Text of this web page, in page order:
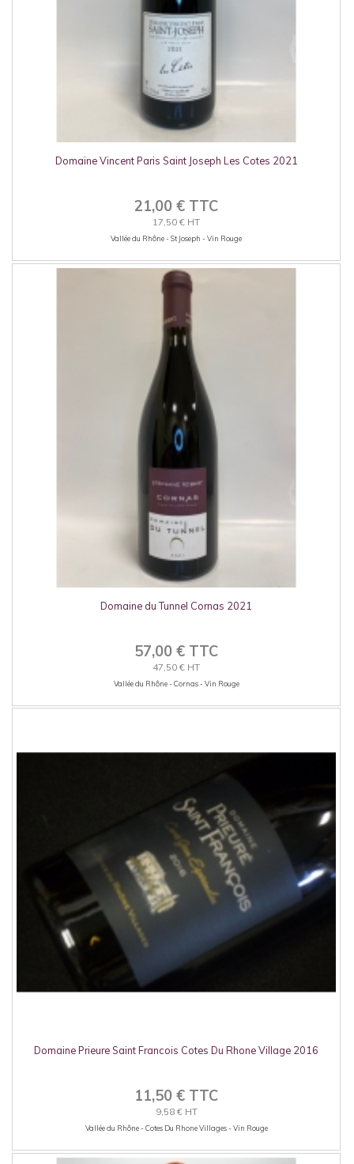
Domaine Vincent Paris Saint Joseph Les Cotes 2021
21,00 € TTC
17,50 € HT
Vallée du Rhône - St Joseph - Vin Rouge
Domaine du Tunnel Cornas 2021
57,00 € TTC
47,50 € HT
Vallée du Rhône - Cornas - Vin Rouge
Domaine Prieure Saint Francois Cotes Du Rhone Village 2016
11,50 € TTC
9,58 € HT
Vallée du Rhône - Cotes Du Rhone Villages - Vin Rouge